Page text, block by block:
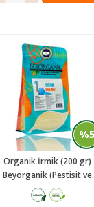
%5
Organik İrmik (200 gr)
Beyorganik (Pestisit ve
Aflatoksin Analizli)